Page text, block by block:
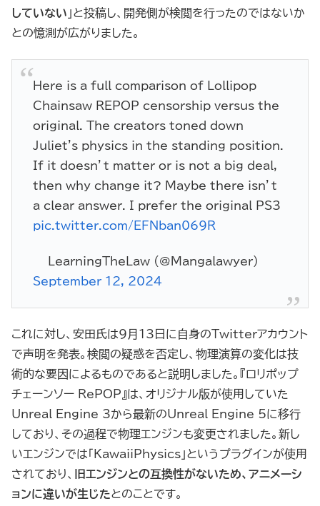
していない 」と投稿し、開発側が検閲を行ったのではないか
との憶測が広がりました。
Here is a full comparison of Lollipop
Chainsaw REPOP censorship versus the
original. The creators toned down
Juliet's physics in the standing position.
If it doesn’t matter or is not a big deal,
then why change it? Maybe there isn’t
a clear answer. I prefer the original PS3
pic.twitter.com/EFNban069R
— LearningTheLaw (@Mangalawyer)
September 12, 2024
これに対し、安田氏は9月13日に自身のTwitterアカウント
で声明を発表。検閲の疑惑を否定し、物理演算の変化は技
術的な要因によるものであると説明しました。『ロリポップ
チェーンソー RePOP』は、オリジナル版が使用していた
Unreal Engine 3から最新のUnreal Engine 5に移行
しており、その過程で物理エンジンも変更されました。新し
いエンジンでは「KawaiiPhysics」というプラグインが使用
されており、
旧エンジンとの互換性がないため、アニメーシ
ョンに違いが生じたとのことです。